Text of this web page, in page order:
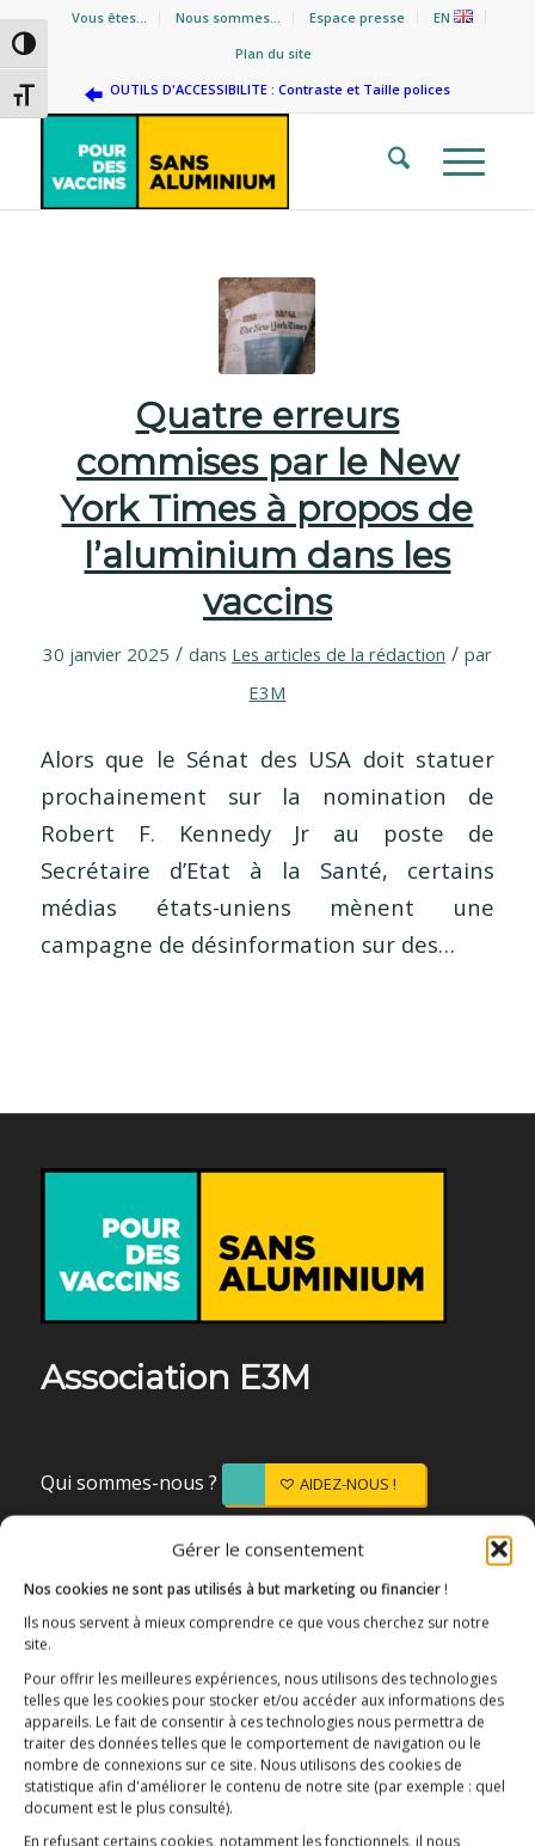
Gérer le consentement
Nos cookies ne sont pas utilisés à but marketing ou financier !
Ils nous servent à mieux comprendre ce que vous cherchez sur notre
site.
Pour offrir les meilleures expériences, nous utilisons des technologies
telles que les cookies pour stocker et/ou accéder aux informations des
appareils. Le fait de consentir à ces technologies nous permettra de
traiter des données telles que le comportement de navigation ou le
nombre de connexions sur ce site. Nous utilisons des cookies de
statistique afin d'améliorer le contenu de notre site (par exemple : quel
document est le plus consulté).
En refusant certains cookies, notamment les fonctionnels, il nous
Passer en contraste élevé
Changer la taille de la police
Vous êtes… Nous sommes… Espace presse
EN
Plan du site
OUTILS D'ACCESSIBILITE : Contraste et Taille polices
Quatre erreurs
commises par le New
York Times à propos de
l’aluminium dans les
vaccins
30 janvier 2025 / dans Les articles de la rédaction / par
E3M
Alors que le Sénat des USA doit statuer
prochainement sur la nomination de
Robert F. Kennedy Jr au poste de
Secrétaire d’Etat à la Santé, certains
médias états-uniens mènent une
campagne de désinformation sur des…
Association E3M
Qui sommes-nous ? AIDEZ-NOUS !
L’ESSENTIEL
COMPRENDRE
AGIR
VACCINATION HPV
E3M interpelle le Ministre de la Santé